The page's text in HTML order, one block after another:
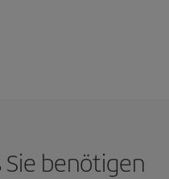
Sie benötigen